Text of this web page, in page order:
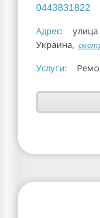
0443831822
Адрес:
Украина,
Услуги: